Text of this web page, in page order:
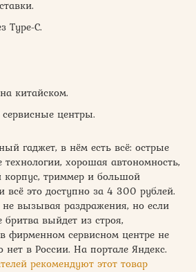
Type-C.
китайском.
центры.
гаджет, в нём есть всё: острые
хорошая автономность,
триммер и большой
всё это доступно за 4 300 рублей.
не вызывая раздражения, но если
выйдет из строя,
фирменном сервисном центре не
нет в России. На портале Яндекс.
рекомендуют этот товар